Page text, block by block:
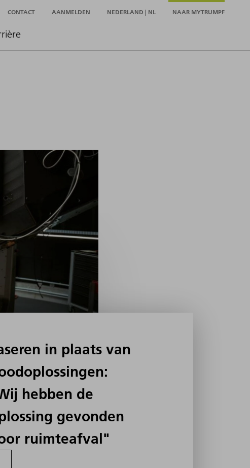
CONTACT AANMELDEN NEDERLAND | NL NAAR MYTRUMPF
in plaats van
hebben de
gevonden
ruimteafval"